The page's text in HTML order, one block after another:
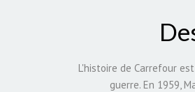
L'histoire de Carrefour
guerre. En 1959,